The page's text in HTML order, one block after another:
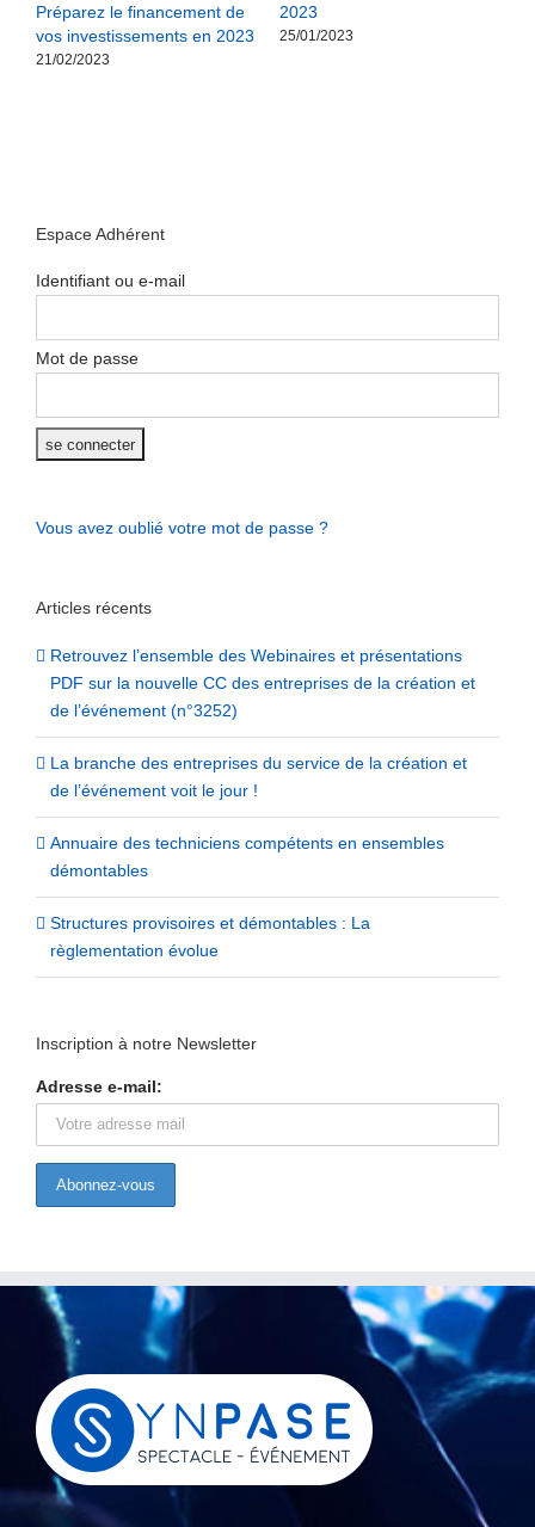
Préparez le financement de
vos investissements en 2023
21/02/2023
2023
25/01/2023
Espace Adhérent
Identifiant ou e-mail
Mot de passe
Vous avez oublié votre mot de passe ?
Articles récents
Retrouvez l’ensemble des Webinaires et présentations
PDF sur la nouvelle CC des entreprises de la création et
de l’événement (n°3252)
La branche des entreprises du service de la création et
de l’événement voit le jour !
Annuaire des techniciens compétents en ensembles
démontables
Structures provisoires et démontables : La
règlementation évolue
Inscription à notre Newsletter
Adresse e-mail: